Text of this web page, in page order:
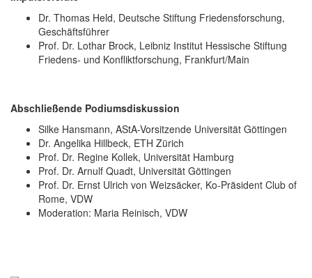
Dr. Thomas Held, Deutsche Stiftung Friedensforschung,
Geschäftsführer
Prof. Dr. Lothar Brock, Leibniz Institut Hessische Stiftung
Friedens- und Konfliktforschung, Frankfurt/Main
Abschließende Podiumsdiskussion
Silke Hansmann, AStA-Vorsitzende Universität Göttingen
Dr. Angelika Hillbeck, ETH Zürich
Prof. Dr. Regine Kollek, Universität Hamburg
Prof. Dr. Arnulf Quadt, Universität Göttingen
Prof. Dr. Ernst Ulrich von Weizsäcker, Ko-Präsident Club of
Rome, VDW
Moderation: Maria Reinisch, VDW